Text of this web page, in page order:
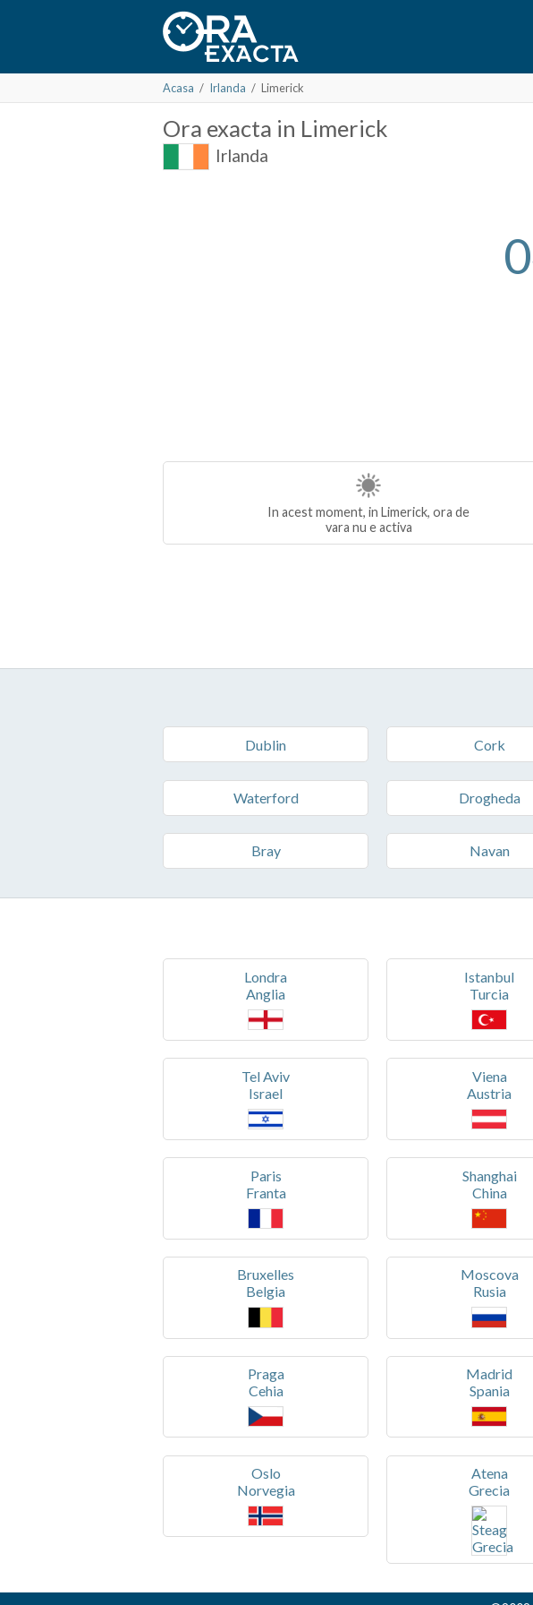
Acasa / Irlanda / Limerick
Ora exacta in Limerick
Irlanda
In acest moment, in Limerick, ora de
vara nu e activa
Dublin Cork
Waterford Drogheda
Bray Navan
Londra
Anglia
Istanbul
Turcia
Tel Aviv
Israel
Viena
Austria
Paris
Franta
Shanghai
China
Bruxelles
Belgia
Moscova
Rusia
Praga
Cehia
Madrid
Spania
Oslo
Norvegia
Atena
Grecia